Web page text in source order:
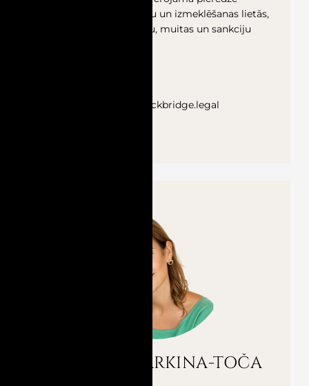
korporatīvo noziegumu un izmeklēšanas lietās,
kas saistītas ar nodokļu, muitas un sankciju
alisa.leskovica@rockbridge.legal
VIKTORIJA JARKINA-TOČA